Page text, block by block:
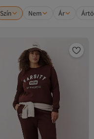
Szín Nem Ár